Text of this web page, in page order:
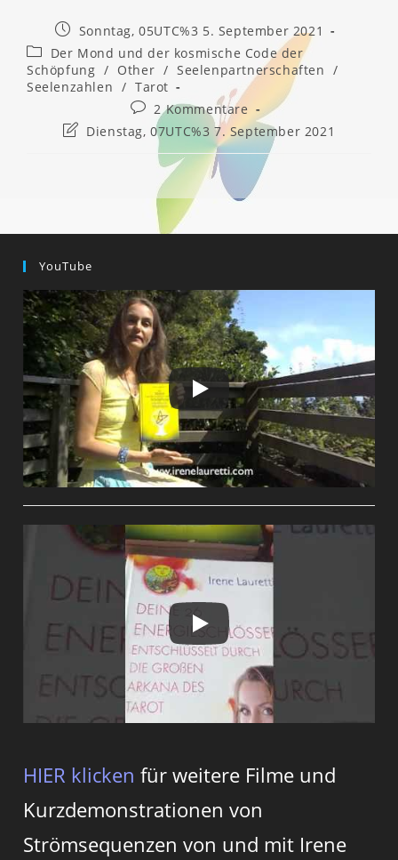
Beitrag
veröffentlicht:
Sonntag, 05UTC%3 5. September 2021
Beitrags-
Kategorie:
Der Mond und der kosmische Code der
Schöpfung / Other / Seelenpartnerschaften /
Seelenzahlen / Tarot
Beitrags-
Kommentare:
2 Kommentare
BeitragDienstag, 07UTC%3 7. September 2021
YouTube
HIER klicken für weitere Filme und
Kurzdemonstrationen von
Strömsequenzen von und mit Irene